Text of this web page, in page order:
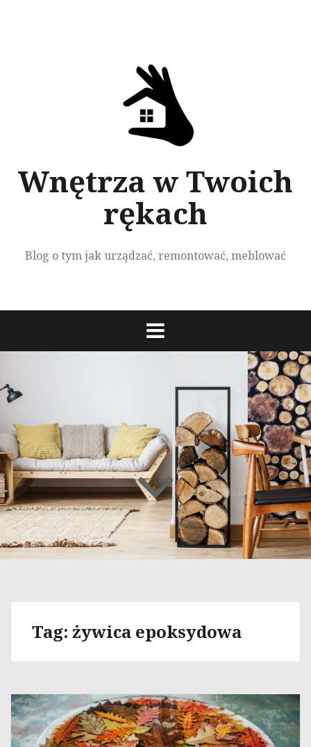
Wnętrza w Twoich
rękach
Blog o tym jak urządzać, remontować, meblować
Tag: żywica epoksydowa